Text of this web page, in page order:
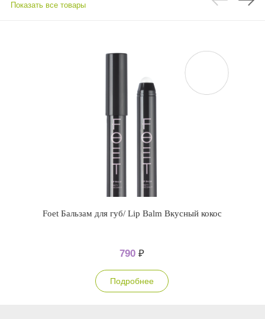
Показать все товары
Foet Бальзам для губ/ Lip Balm Вкусный кокос
790 ₽
Подробнее